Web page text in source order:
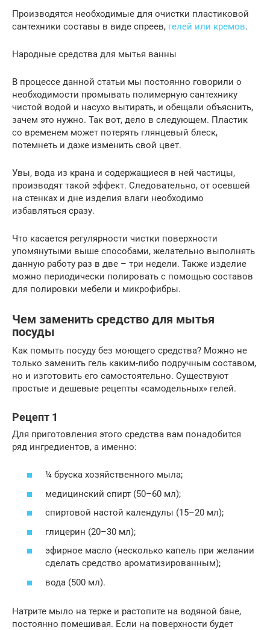
Производятся необходимые для очистки пластиковой
сантехники составы в виде спреев, гелей или кремов.
Народные средства для мытья ванны
В процессе данной статьи мы постоянно говорили о
необходимости промывать полимерную сантехнику
чистой водой и насухо вытирать, и обещали объяснить,
зачем это нужно. Так вот, дело в следующем. Пластик
со временем может потерять глянцевый блеск,
потемнеть и даже изменить свой цвет.
Увы, вода из крана и содержащиеся в ней частицы,
производят такой эффект. Следовательно, от осевшей
на стенках и дне изделия влаги необходимо
избавляться сразу.
Что касается регулярности чистки поверхности
упомянутыми выше способами, желательно выполнять
данную работу раз в две – три недели. Также изделие
можно периодически полировать с помощью составов
для полировки мебели и микрофибры.
Чем заменить средство для мытья
посуды
Как помыть посуду без моющего средства? Можно не
только заменить гель каким-либо подручным составом,
но и изготовить его самостоятельно. Существуют
простые и дешевые рецепты «самодельных» гелей.
Рецепт 1
Для приготовления этого средства вам понадобится
ряд ингредиентов, а именно:
¼ бруска хозяйственного мыла;
медицинский спирт (50–60 мл);
спиртовой настой календулы (15–20 мл);
глицерин (20–30 мл);
эфирное масло (несколько капель при желании
сделать средство ароматизированным);
вода (500 мл).
Натрите мыло на терке и растопите на водяной бане,
постоянно помешивая. Если на поверхности будет